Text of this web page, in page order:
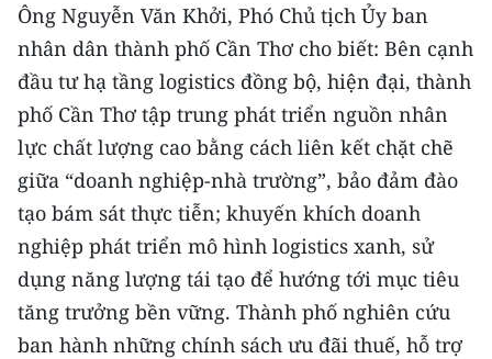
Ông Nguyễn Văn Khởi, Phó Chủ tịch Ủy ban
nhân dân thành phố Cần Thơ cho biết: Bên cạnh
đầu tư hạ tầng logistics đồng bộ, hiện đại, thành
phố Cần Thơ tập trung phát triển nguồn nhân
lực chất lượng cao bằng cách liên kết chặt chẽ
giữa “doanh nghiệp-nhà trường”, bảo đảm đào
tạo bám sát thực tiễn; khuyến khích doanh
nghiệp phát triển mô hình logistics xanh, sử
dụng năng lượng tái tạo để hướng tới mục tiêu
tăng trưởng bền vững. Thành phố nghiên cứu
ban hành những chính sách ưu đãi thuế, hỗ trợ